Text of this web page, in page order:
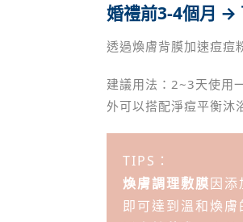
婚禮前3-4個月 →
透過煥膚背膜加速痘痘
建議用法：2~3天使用
外可以搭配淨痘平衡沐
TIPS：
煥膚調理敷膜因
即可達到溫和煥膚